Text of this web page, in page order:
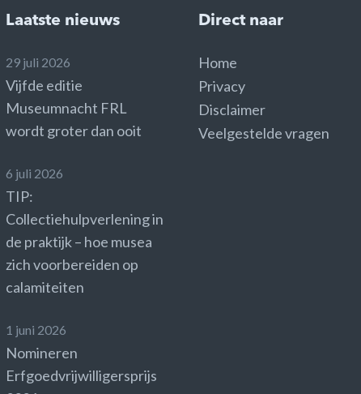
Laatste nieuws
29 juli 2026
Vijfde editie
Museumnacht FRL
wordt groter dan ooit
6 juli 2026
TIP:
Collectiehulpverlening in
de praktijk – hoe musea
zich voorbereiden op
calamiteiten
1 juni 2026
Nomineren
Erfgoedvrijwilligersprijs
Direct naar
Home
Privacy
Disclaimer
Veelgestelde vragen